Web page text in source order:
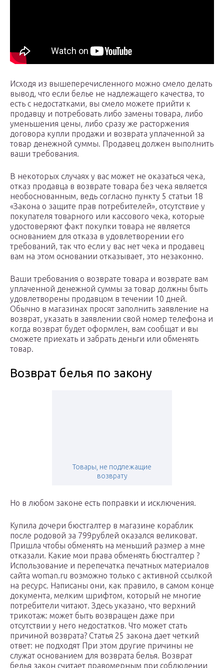
Исходя из вышеперечисленного можно смело делать
вывод, что если белье не надлежащего качества, то
есть с недостатками, вы смело можете прийти к
продавцу и потребовать либо замены товара, либо
уменьшения цены, либо сразу же расторжения
договора купли продажи и возврата уплаченной за
товар денежной суммы. Продавец должен выполнить
ваши требования.
В некоторых случаях у вас может не оказаться чека,
отказ продавца в возврате товара без чека является
необоснованным, ведь согласно пункту 5 статьи 18
«Закона о защите прав потребителей», отсутствие у
покупателя товарного или кассового чека, которые
удостоверяют факт покупки товара не является
основанием для отказа в удовлетворении его
требований, так что если у вас нет чека и продавец
вам на этом основании отказывает, это незаконно.
Ваши требования о возврате товара и возврате вам
уплаченной денежной суммы за товар должны быть
удовлетворены продавцом в течении 10 дней.
Обычно в магазинах просят заполнить заявление на
возврат, указать в заявлении свой номер телефона и
когда возврат будет оформлен, вам сообщат и вы
сможете приехать и забрать деньги или обменять
товар.
Возврат белья по закону
Товары, не подлежащие
возврату
Но в любом законе есть поправки и исключения.
Купила дочери бюстгалтер в магазине кораблик
после родовой за 799рублей оказался великоват.
Пришла чтобы обменять на меньший размер а мне
отказали. Какие мои права обменять бюстгалтер ?
Использование и перепечатка печатных материалов
сайта woman.ru возможно только с активной ссылкой
на ресурс. Написаны они, как правило, в самом конце
документа, мелким шрифтом, который не многие
потребители читают. Здесь указано, что верхний
трикотаж: может быть возвращен даже при
отсутствии у него недостатков. Что может стать
причиной возврата? Статья 25 закона дает четкий
ответ: не подходят При этом другие причины не
служат основанием для возврата белья. Возврат
белья закон считает правомерным при соблюдении